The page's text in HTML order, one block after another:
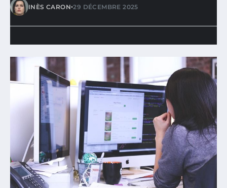
INÈS CARON•29 DÉCEMBRE 2025